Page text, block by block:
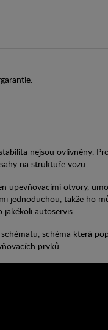
nejsou ovlivněny.
na struktuře vozu.
upevňovacími otvory,
jednoduchou, takže ho
jakékoli autoservis.
schéma která
prvků.